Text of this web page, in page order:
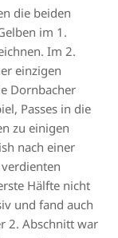
die beiden
im 1.
Im 2.
einzigen
Dornbacher
Passes in die
zu einigen
nach einer
Hälfte nicht
und fand auch
2. Abschnitt war